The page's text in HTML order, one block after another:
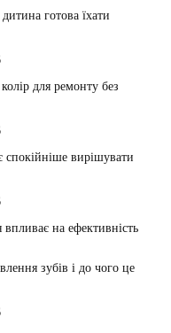
готова їхати
для ремонту без
спокійніше вирішувати
на ефективність
зубів і до чого це